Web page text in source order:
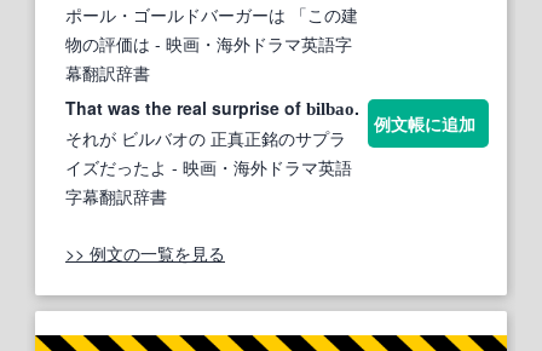
ポール・ゴールドバーガーは 「この建
物の評価は - 映画・海外ドラマ英語字
幕翻訳辞書
That was the real surprise of bilbao.
それが ビルバオの 正真正銘のサプラ
イズだったよ - 映画・海外ドラマ英語
字幕翻訳辞書
例文帳に追加
>> 例文の一覧を見る